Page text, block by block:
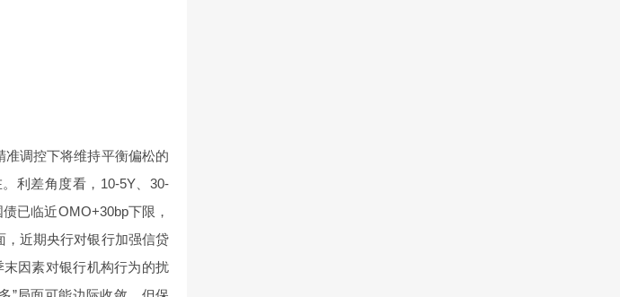
调控下将维持平衡偏松的
利差角度看，10-5Y、30-
已临近OMO+30bp下限，
近期央行对银行加强信贷
因素对银行机构行为的扰